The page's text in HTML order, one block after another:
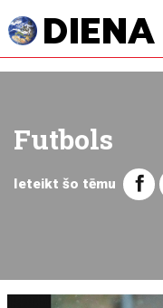
Futbols
Ieteikt šo tēmu